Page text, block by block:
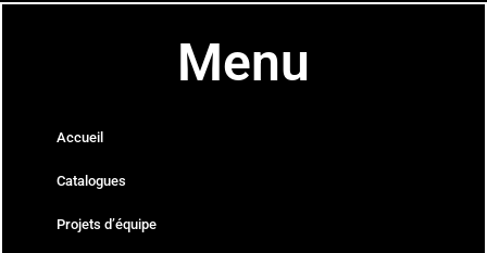
Menu
Accueil
Catalogues
Projets d’équipe